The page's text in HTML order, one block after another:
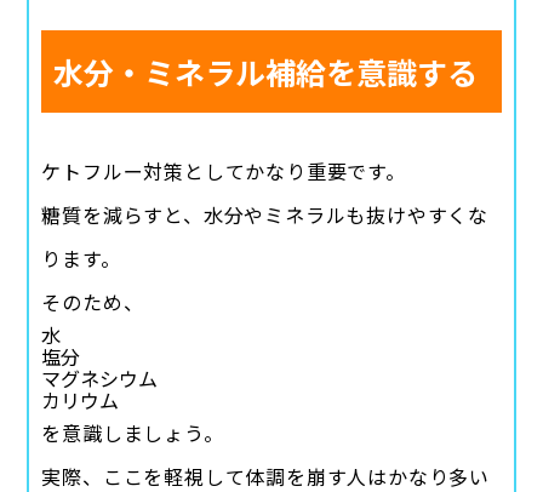
水分・ミネラル補給を意識する
ケトフルー対策としてかなり重要です。
糖質を減らすと、水分やミネラルも抜けやすくな
ります。
そのため、
水
塩分
マグネシウム
カリウム
を意識しましょう。
実際、ここを軽視して体調を崩す人はかなり多い